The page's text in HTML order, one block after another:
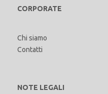
CORPORATE
Chi siamo
Contatti
NOTE LEGALI